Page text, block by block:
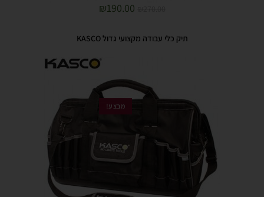
₪190.00
תיק כלי עבודה מקצועי גדול KASCO
מבצע!